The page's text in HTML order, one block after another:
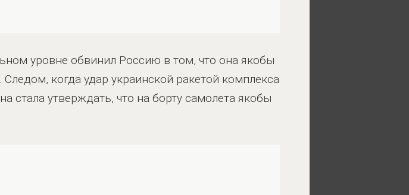
уровне обвинил Россию в том, что она якобы
когда удар украинской ракетой комплекса
стала утверждать, что на борту самолета якобы